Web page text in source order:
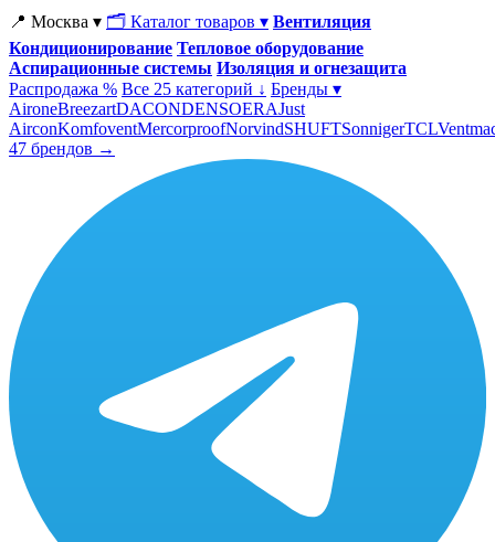
📍 Москва ▾ 🗂 Каталог товаров ▾ Вентиляция
Кондиционирование Тепловое оборудование
Аспирационные системы Изоляция и огнезащита
Распродажа % Все 25 категорий ↓ Бренды ▾
AironeBreezartDACONDENSOERAJust
AirconKomfoventMercorproofNorvindSHUFTSonnigerTCL
47 брендов →